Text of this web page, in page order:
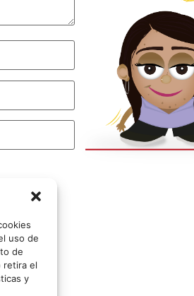
uso de
de
retira el
y